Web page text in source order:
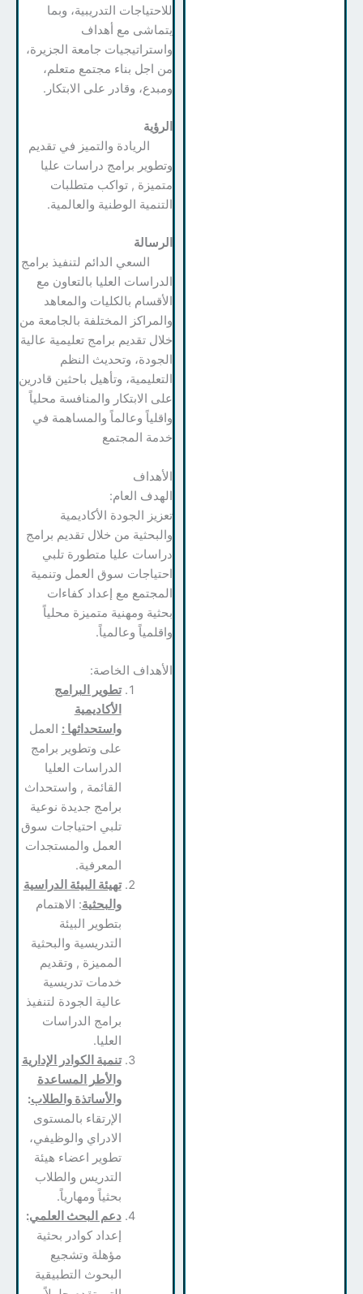
للاحتياجات التدريبية، وبما
يتماشى مع أهداف
واستراتيجيات جامعة الجزيرة،
من اجل بناء مجتمع متعلم،
ومبدع، وقادر على الابتكار.
الريادة والتميز في تقديم
وتطوير برامج دراسات عليا
متميزة , تواكب متطلبات
التنمية الوطنية والعالمية.
الرسالة
السعي الدائم لتنفيذ برامج
الدراسات العليا بالتعاون مع
الأقسام بالكليات والمعاهد
والمراكز المختلفة بالجامعة من
خلال تقديم برامج تعليمية عالية
الجودة، وتحديث النظم
التعليمية، وتأهيل باحثين قادرين
على الابتكار والمنافسة محلياً
واقلياً وعالماً والمساهمة في
خدمة المجتمع
الأهداف
الهدف العام:
تعزيز الجودة الأكاديمية
والبحثية من خلال تقديم برامج
دراسات عليا متطورة تلبي
احتياجات سوق العمل وتنمية
المجتمع مع إعداد كفاءات
بحثية ومهنية متميزة محلياً
واقلمياً وعالمياً.
الأهداف الخاصة:
تطوير البرامج
الأكاديمية
واستحداثها :العمل
على وتطوير برامج
الدراسات العليا
القائمة , واستحداث
برامج جديدة نوعية
تلبي احتياجات سوق
العمل والمستجدات
المعرفية.
تهيئة البيئة الدراسية
والبحثية : الاهتمام
بتطوير البيئة
التدريسية والبحثية
المميزة , وتقديم
خدمات تدريسية
عالية الجودة لتنفيذ
برامج الدراسات
تنمية الكوادر الإدارية
والأطر المساعدة
والأساتذة والطلاب :
الإرتقاء بالمستوى
الادراي والوظيفي،
تطوير اعضاء هيئة
التدريس والطلاب
بحثياً ومهارياً.
دعم البحث العلمي :
إعداد كوادر بحثية
مؤهلة وتشجيع
البحوث التطبيقية